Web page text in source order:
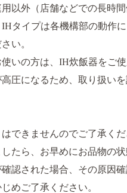
以外（店舗などでの長時
IHタイプは各機構部の動作
い。
いの方は、IH炊飯器をご
高圧になるため、取り扱い
できませんのでご了承くだ
したら、お早めにお品物の
認された場合、その原因
めご了承ください。